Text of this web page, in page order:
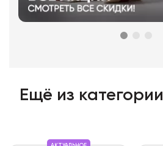
Ещё из категории